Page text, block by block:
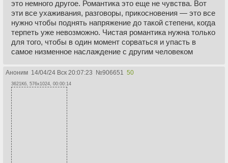
это немного другое. Романтика это еще не чувства. Вот
эти все ухаживания, разговоры, прикосновения — это все
нужно чтобы поднять напряжение до такой степени, когда
терпеть уже невозможно. Чистая романтика нужна только
для того, чтобы в один момент сорваться и упасть в
самое низменное наслаждение с другим человеком
Аноним 14/04/24 Вск 20:07:23 №906651 50
3621Кб, 576x1024, 00:00:14